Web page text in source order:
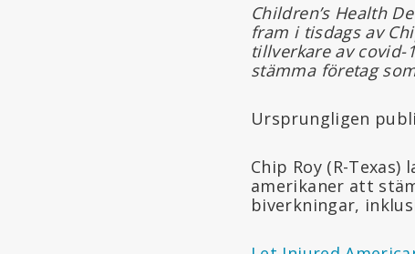
Children’s Health
fram i tisdags av
tillverkare av covid-
stämma företag
Ursprungligen
Chip Roy (R-
amerikaner att
biverkningar,